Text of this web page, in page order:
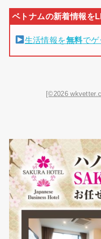
生活情報を無料でゲ
[©2026